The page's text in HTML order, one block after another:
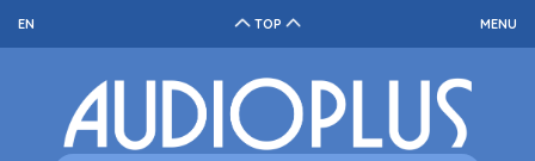
TOP MENU
EN